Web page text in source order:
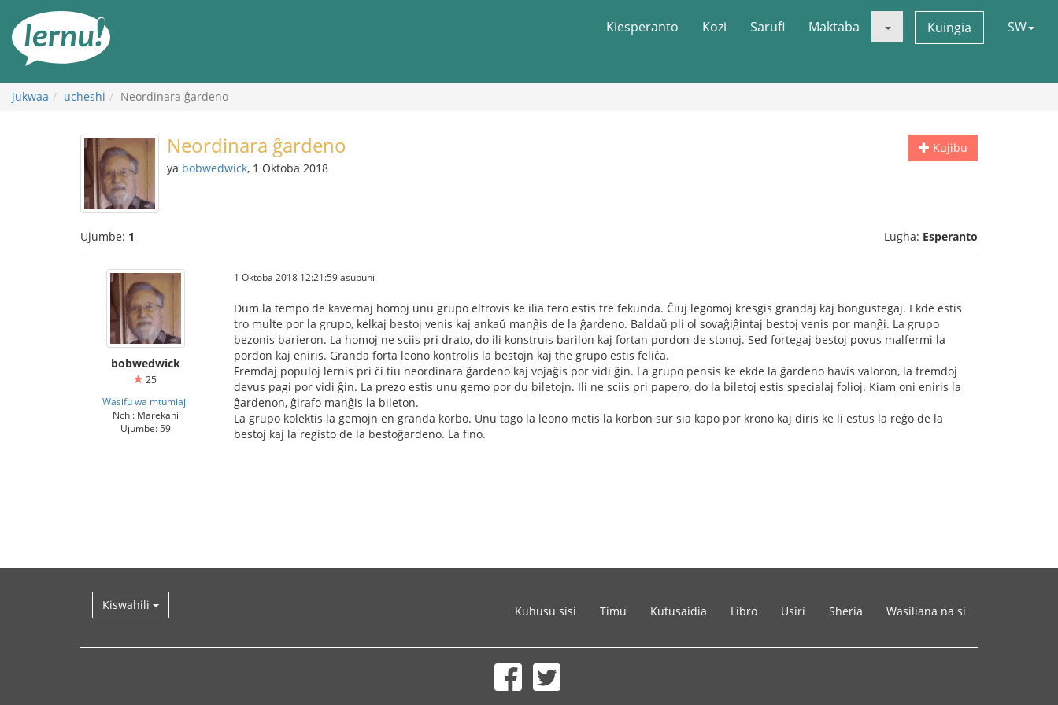
maudhui
Kiesperanto Kozi Sarufi Maktaba Kuingia SW
jukwaa ucheshi Neordinara ĝardeno
Kujibu
Neordinara ĝardeno
ya bobwedwick, 1 Oktoba 2018
Ujumbe: 1 Lugha: Esperanto
bobwedwick
25
Wasifu wa mtumiaji
Nchi: Marekani
Ujumbe: 59
1 Oktoba 2018 12:21:59 asubuhi
Dum la tempo de kavernaj homoj unu grupo eltrovis ke ilia tero estis tre fekunda. Ĉiuj legomoj kresgis grandaj kaj bongustegaj. Ekde estis
tro multe por la grupo, kelkaj bestoj venis kaj ankaŭ manĝis de la ĝardeno. Baldaŭ pli ol sovaĝiĝintaj bestoj venis por manĝi. La grupo
bezonis barieron. La homoj ne sciis pri drato, do ili konstruis barilon kaj fortan pordon de stonoj. Sed fortegaj bestoj povus malfermi la
pordon kaj eniris. Granda forta leono kontrolis la bestojn kaj the grupo estis feliĉa.
Fremdaj populoj lernis pri ĉi tiu neordinara ĝardeno kaj vojaĝis por vidi ĝin. La grupo pensis ke ekde la ĝardeno havis valoron, la fremdoj
devus pagi por vidi ĝin. La prezo estis unu gemo por du biletojn. Ili ne sciis pri papero, do la biletoj estis specialaj folioj. Kiam oni eniris la
ĝardenon, ĝirafo manĝis la bileton.
La grupo kolektis la gemojn en granda korbo. Unu tago la leono metis la korbon sur sia kapo por krono kaj diris ke li estus la reĝo de la
bestoj kaj la registo de la bestoĝardeno. La fino.
Kiswahili Kuhusu sisi Timu Kutusaidia Libro Usiri Sheria Wasiliana na si